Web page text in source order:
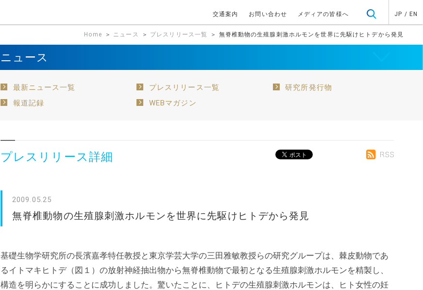
交通案内 お問い合わせ メディアの皆様へ JP / EN
Home ＞ ニュース ＞ プレスリリース一覧 ＞ 無脊椎動物の生殖腺刺激ホルモンを世界に先駆けヒトデから発見
ニュース
最新ニュース一覧 プレスリリース一覧
研究所発行物
報道記録
WEBマガジン
プレスリリース詳細
2009.05.25
無脊椎動物の生殖腺刺激ホルモンを世界に先駆けヒトデから発見
基礎生物学研究所の長濱嘉孝特任教授と東京学芸大学の三田雅敏教授らの研究グループは、棘皮動物であ
るイトマキヒトデ（図１）の放射神経抽出物から無脊椎動物で最初となる生殖腺刺激ホルモンを精製し、
構造を明らかにすることに成功しました。驚いたことに、ヒトデの生殖腺刺激ホルモンは、ヒト女性の妊